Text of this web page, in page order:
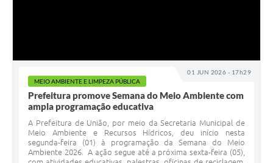
01 JUN 2026 - 17h29
MEIO AMBIENTE E LIMPEZA PÚBLICA
Prefeitura promove Semana do Meio Ambiente com
ampla programação educativa
A Prefeitura de União, por meio da Secretaria Municipal de
Meio Ambiente e Recursos Hídricos, deu início nesta
segunda-feira (01) à programação da Semana do Meio
Ambiente 2026. A ação segue até a próxima sexta-feira (05),